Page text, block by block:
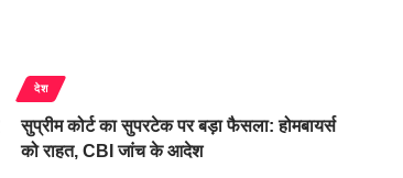
देश
सुप्रीम कोर्ट का सुपरटेक पर बड़ा फैसला: होमबायर्स
को राहत, CBI जांच के आदेश